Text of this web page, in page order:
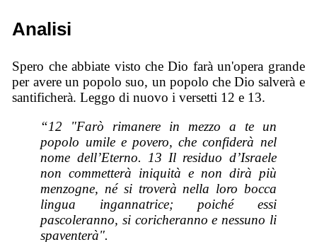
Analisi
Spero che abbiate visto che Dio farà un'opera grande
per avere un popolo suo, un popolo che Dio salverà e
santificherà. Leggo di nuovo i versetti 12 e 13.
“12 "Farò rimanere in mezzo a te un
popolo umile e povero, che confiderà nel
nome dell’Eterno. 13 Il residuo d’Israele
non commetterà iniquità e non dirà più
menzogne, né si troverà nella loro bocca
lingua ingannatrice; poiché essi
pascoleranno, si coricheranno e nessuno li
spaventerà".